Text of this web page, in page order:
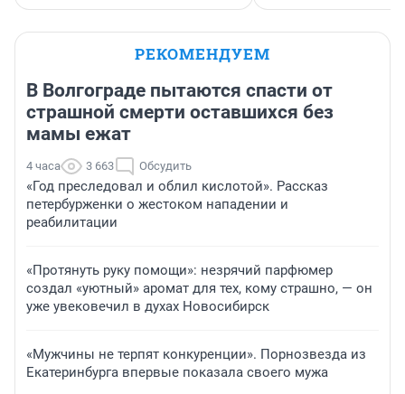
РЕКОМЕНДУЕМ
В Волгограде пытаются спасти от
страшной смерти оставшихся без
мамы ежат
4 часа 3 663 Обсудить
«Год преследовал и облил кислотой». Рассказ
петербурженки о жестоком нападении и
реабилитации
«Протянуть руку помощи»: незрячий парфюмер
создал «уютный» аромат для тех, кому страшно, — он
уже увековечил в духах Новосибирск
«Мужчины не терпят конкуренции». Порнозвезда из
Екатеринбурга впервые показала своего мужа